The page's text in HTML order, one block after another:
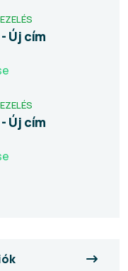
Új cím
Új cím